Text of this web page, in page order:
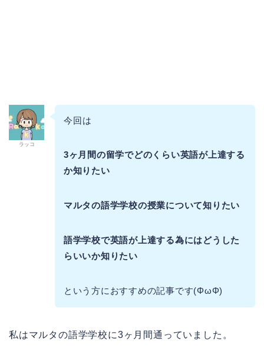
ラッコ
今回は
3ヶ月間の留学でどのくらい英語が上達する
か知りたい
マルタの語学学校の授業について知りたい
語学学校で英語が上達する為にはどうした
らいいか知りたい
という方におすすめの記事です(ΦωΦ)
私はマルタの語学学校に3ヶ月間通っていました。